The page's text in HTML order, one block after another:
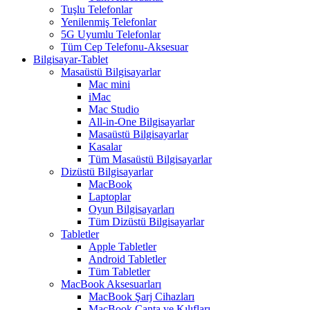
Tuşlu Telefonlar
Yenilenmiş Telefonlar
5G Uyumlu Telefonlar
Tüm Cep Telefonu-Aksesuar
Bilgisayar-Tablet
Masaüstü Bilgisayarlar
Mac mini
iMac
Mac Studio
All-in-One Bilgisayarlar
Masaüstü Bilgisayarlar
Kasalar
Tüm Masaüstü Bilgisayarlar
Dizüstü Bilgisayarlar
MacBook
Laptoplar
Oyun Bilgisayarları
Tüm Dizüstü Bilgisayarlar
Tabletler
Apple Tabletler
Android Tabletler
Tüm Tabletler
MacBook Aksesuarları
MacBook Şarj Cihazları